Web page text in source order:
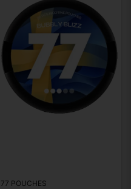
77 POUCHES